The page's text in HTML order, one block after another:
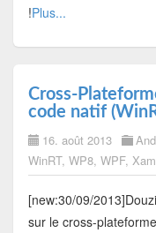
!Plus...
Cross-
code natif
16. août 2013
WinRT, WP8, WPF,
[new:30/09/
sur le cross-